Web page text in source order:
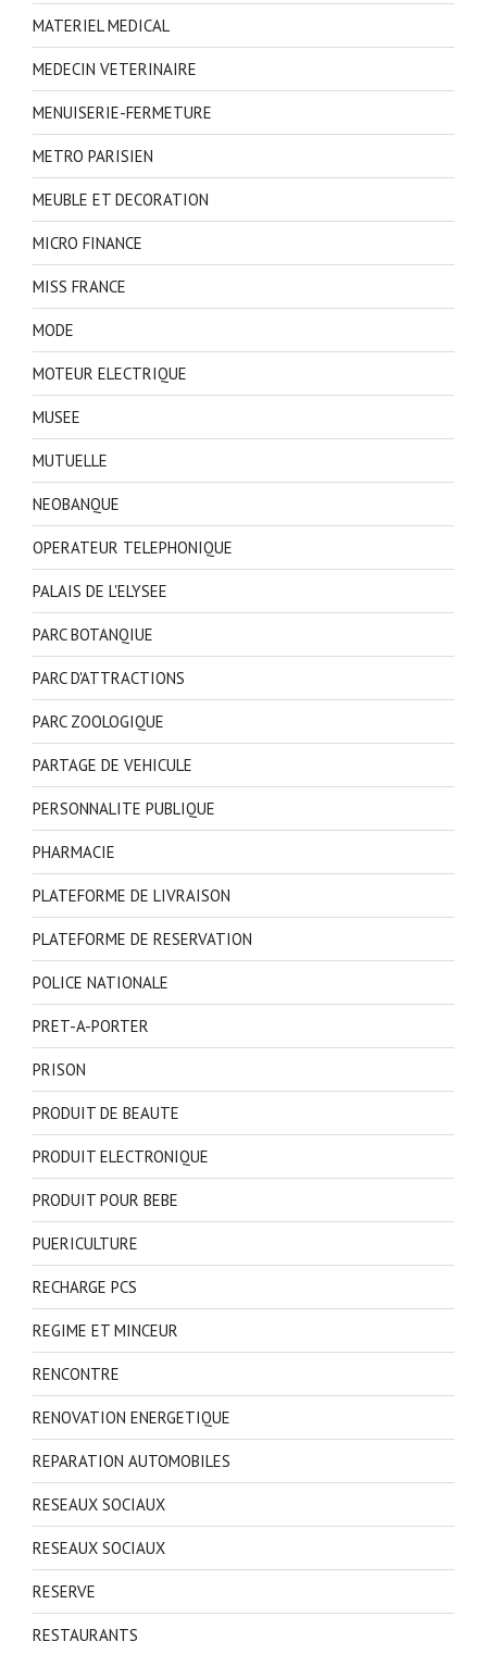
MATERIEL MEDICAL
MEDECIN VETERINAIRE
MENUISERIE-FERMETURE
METRO PARISIEN
MEUBLE ET DECORATION
MICRO FINANCE
MISS FRANCE
MODE
MOTEUR ELECTRIQUE
MUSEE
MUTUELLE
NEOBANQUE
OPERATEUR TELEPHONIQUE
PALAIS DE L'ELYSEE
PARC BOTANQIUE
PARC D'ATTRACTIONS
PARC ZOOLOGIQUE
PARTAGE DE VEHICULE
PERSONNALITE PUBLIQUE
PHARMACIE
PLATEFORME DE LIVRAISON
PLATEFORME DE RESERVATION
POLICE NATIONALE
PRET-A-PORTER
PRISON
PRODUIT DE BEAUTE
PRODUIT ELECTRONIQUE
PRODUIT POUR BEBE
PUERICULTURE
RECHARGE PCS
REGIME ET MINCEUR
RENCONTRE
RENOVATION ENERGETIQUE
REPARATION AUTOMOBILES
RESEAUX SOCIAUX
RESEAUX SOCIAUX
RESERVE
RESTAURANTS